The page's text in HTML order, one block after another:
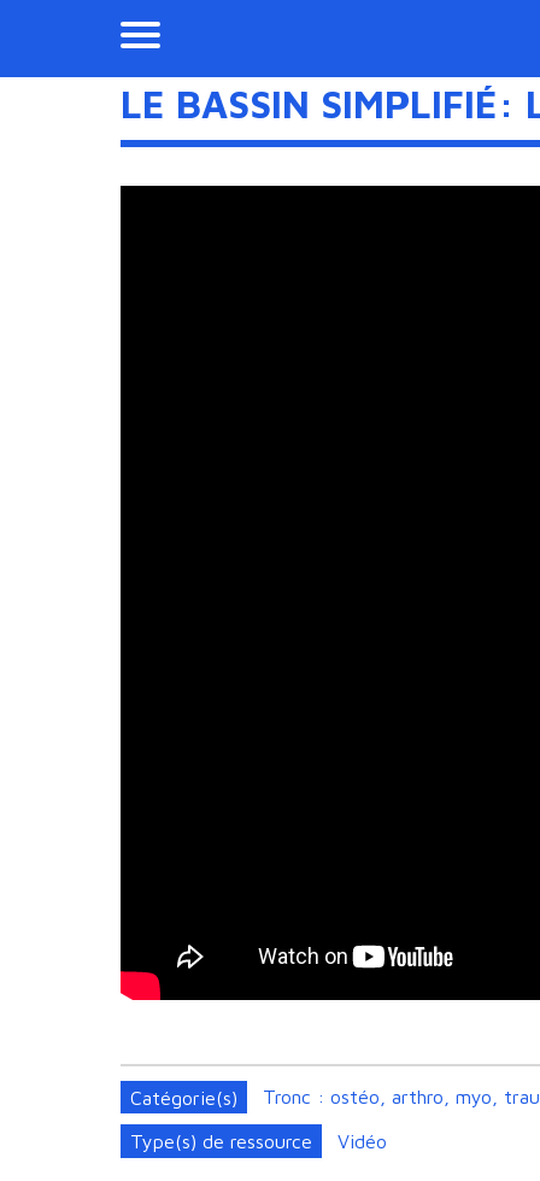
LE BASSIN SIMPLIFIÉ:
Catégorie(s) Tronc : ostéo, arthro, myo,
Type(s) de ressource Vidéo